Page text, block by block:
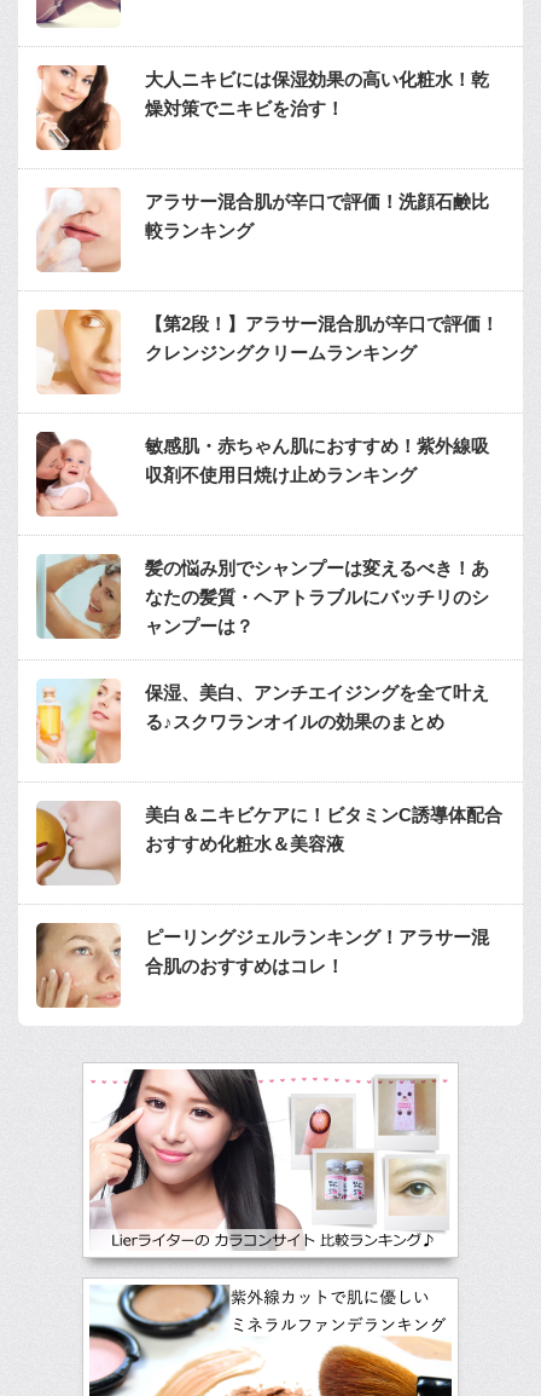
大人ニキビには保湿効果の高い化粧水！乾
燥対策でニキビを治す！
アラサー混合肌が辛口で評価！洗顔石鹸比
較ランキング
【第2段！】アラサー混合肌が辛口で評価！
クレンジングクリームランキング
敏感肌・赤ちゃん肌におすすめ！紫外線吸
収剤不使用日焼け止めランキング
髪の悩み別でシャンプーは変えるべき！あ
なたの髪質・ヘアトラブルにバッチリのシ
ャンプーは？
保湿、美白、アンチエイジングを全て叶え
る♪スクワランオイルの効果のまとめ
美白＆ニキビケアに！ビタミンC誘導体配合
おすすめ化粧水＆美容液
ピーリングジェルランキング！アラサー混
合肌のおすすめはコレ！